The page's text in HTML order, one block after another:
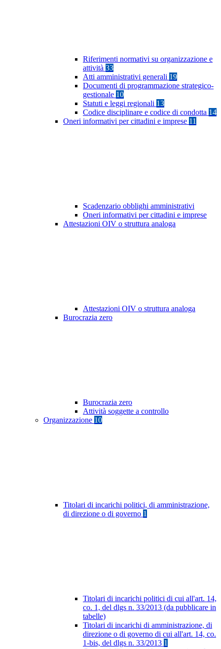
Riferimenti normativi su organizzazione e
attività 33
Atti amministrativi generali 19
Documenti di programmazione strategico-
gestionale 10
Statuti e leggi regionali 13
Codice disciplinare e codice di condotta 14
Oneri informativi per cittadini e imprese 11
Scadenzario obblighi amministrativi
Oneri informativi per cittadini e imprese
Attestazioni OIV o struttura analoga
Attestazioni OIV o struttura analoga
Burocrazia zero
Burocrazia zero
Attività soggette a controllo
Organizzazione 10
Titolari di incarichi politici, di amministrazione,
di direzione o di governo 1
Titolari di incarichi politici di cui all'art. 14,
co. 1, del dlgs n. 33/2013 (da pubblicare in
tabelle)
Titolari di incarichi di amministrazione, di
direzione o di governo di cui all'art. 14, co.
1-bis, del dlgs n. 33/2013 1